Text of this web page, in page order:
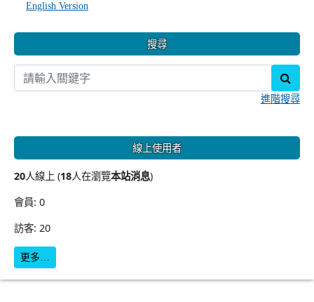
English Version
搜尋
進階搜尋
線上使用者
20人線上 (18人在瀏覽本站消息)
會員: 0
訪客: 20
更多…